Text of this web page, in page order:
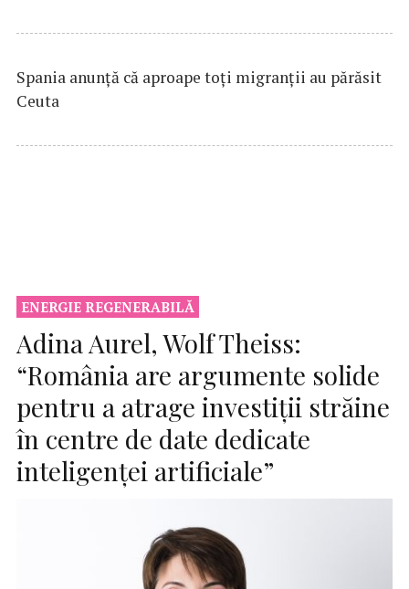
Spania anunţă că aproape toţi migranţii au părăsit
Ceuta
ENERGIE REGENERABILĂ
Adina Aurel, Wolf Theiss:
“România are argumente solide
pentru a atrage investiții străine
în centre de date dedicate
inteligenței artificiale”